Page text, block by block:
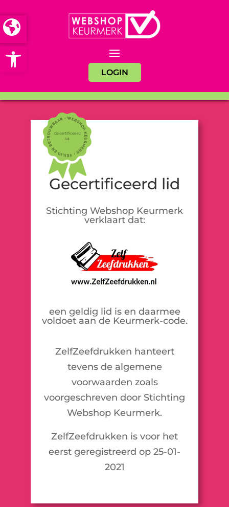
Open toolbar
LOGIN
Gecertificeerd
lid
Gecertificeerd lid
Stichting Webshop Keurmerk
verklaart dat:
een geldig lid is en daarmee
voldoet aan de Keurmerk-code.
ZelfZeefdrukken hanteert
tevens de algemene
voorwaarden zoals
voorgeschreven door Stichting
Webshop Keurmerk.
ZelfZeefdrukken is voor het
eerst geregistreerd op 25-01-
2021